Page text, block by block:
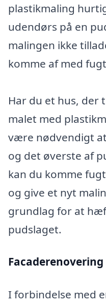
plastikmaling
udendørs på en
malingen ikke
komme af med
Har du et hus, der
malet med
være nødvendigt
og det øverste af
kan du komme
og give et nyt
grundlag for at
pudslaget.
I forbindelse med